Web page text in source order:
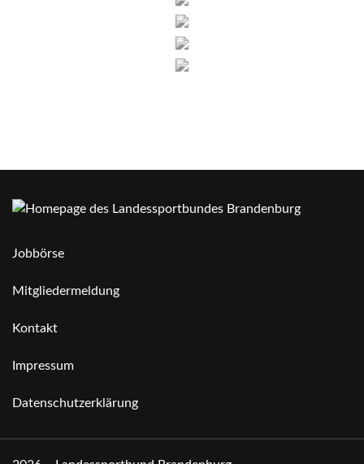
Jobbörse
Mitgliedermeldung
Kontakt
Impressum
Datenschutzerklärung